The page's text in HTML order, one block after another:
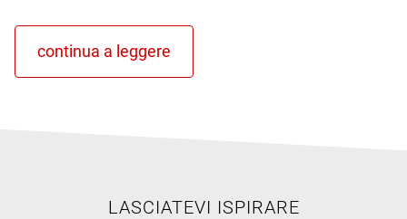
LASCIATEVI ISPIRARE